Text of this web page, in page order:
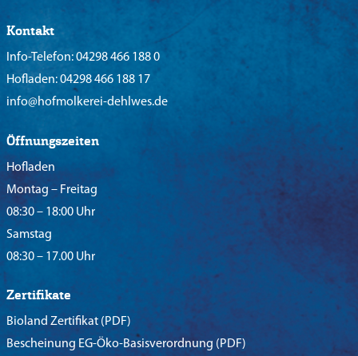
Kontakt
Info-Telefon:04298 466 188 0
Hofladen:04298 466 188 17
info@hofmolkerei-dehlwes.de
Öffnungszeiten
Hofladen
Montag – Freitag
08:30 – 18:00 Uhr
Samstag
08:30 – 17.00 Uhr
Zertifikate
Bioland Zertifikat (PDF)
Bescheinung EG-Öko-Basisverordnung (PDF)